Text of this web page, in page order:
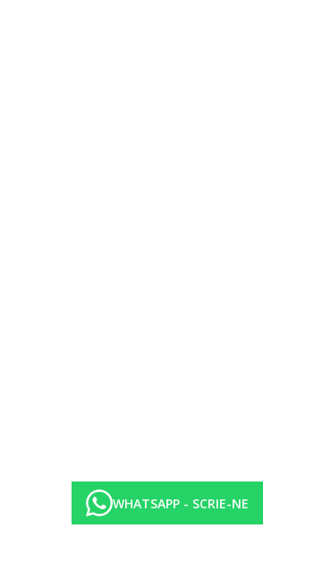
WHATSAPP - SCRIE-NE